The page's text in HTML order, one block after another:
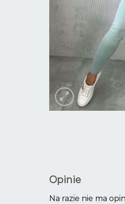
Opinie
Na razie nie ma